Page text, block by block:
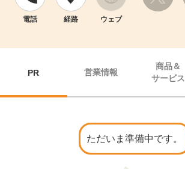
電話 経路 ウェブ
PR 営業情報
商品＆
サービス
ただいま準備中です。